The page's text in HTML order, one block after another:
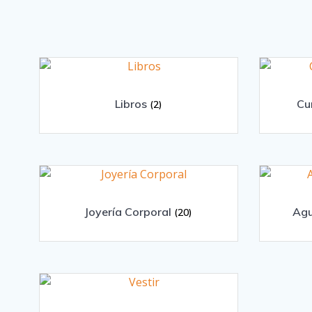
Libros (2)
Joyería Corporal (20)